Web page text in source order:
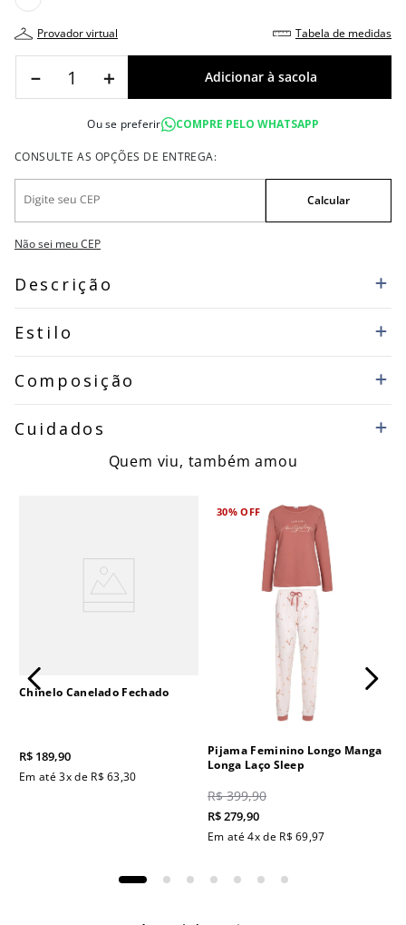
provador virtual tabela de medidas
＋
－
Ou se preferir COMPRE PELO WHATSAPP
Não sei meu CEP
Descrição
Estilo
Composição
Cuidados
Quem viu, também amou
Chinelo Canelado Fechado
R$ 189,90
Em até3x de R$ 63,30
30%OFF
Pijama Feminino Longo Manga
Longa Laço Sleep
R$ 399,90
R$279,90
Em até4x de R$ 69,97